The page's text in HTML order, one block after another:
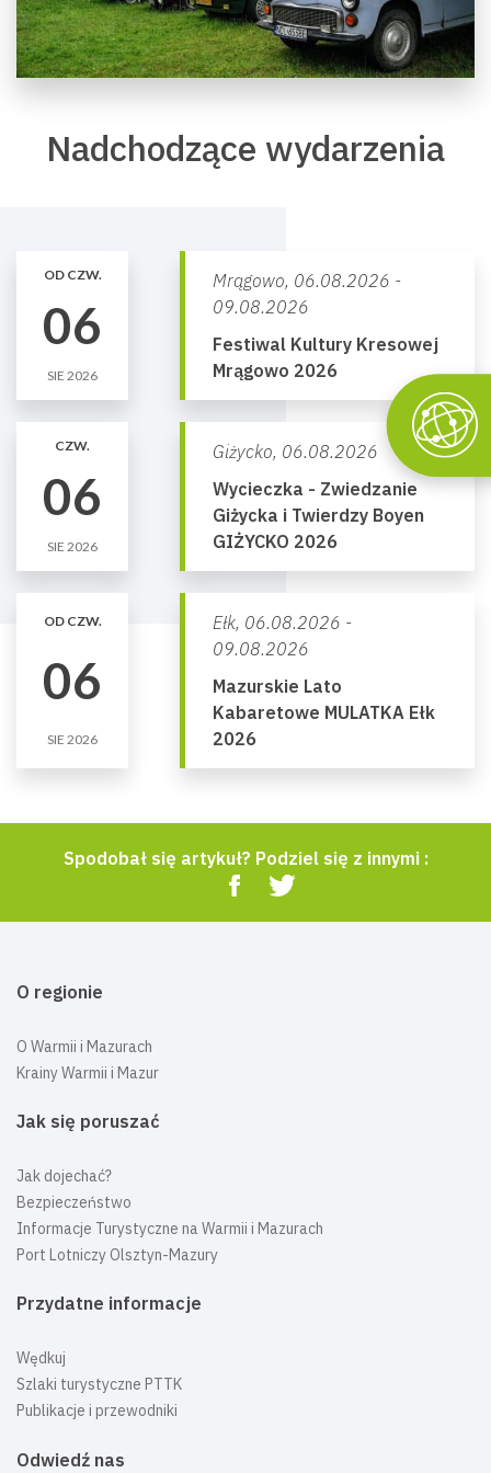
Nadchodzące wydarzenia
OD CZW.
06
SIE 2026
Mrągowo, 06.08.2026 -
09.08.2026
Festiwal Kultury Kresowej
Mrągowo 2026
CZW.
06
SIE 2026
Giżycko, 06.08.2026
Wycieczka - Zwiedzanie
Giżycka i Twierdzy Boyen
GIŻYCKO 2026
OD CZW.
06
SIE 2026
Ełk, 06.08.2026 -
09.08.2026
Mazurskie Lato
Kabaretowe MULATKA Ełk
2026
Spodobał się artykuł? Podziel się z innymi :
O regionie
O Warmii i Mazurach
Krainy Warmii i Mazur
Jak się poruszać
Jak dojechać?
Bezpieczeństwo
Informacje Turystyczne na Warmii i Mazurach
Port Lotniczy Olsztyn-Mazury
Przydatne informacje
Wędkuj
Szlaki turystyczne PTTK
Publikacje i przewodniki
Odwiedź nas